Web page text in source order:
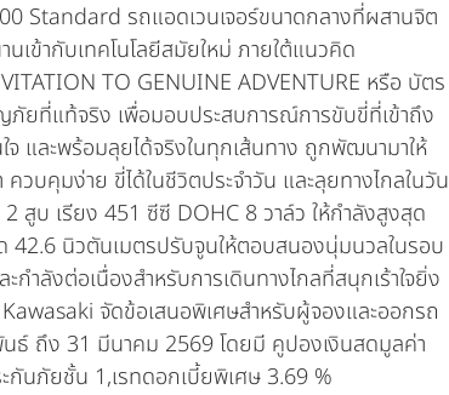
Standard รถแอดเวนเจอร์ขนาดกลางที่ผสานจิต
ข้ากับเทคโนโลยีสมัยใหม่ ภายใต้แนวคิด
TO GENUINE ADVENTURE หรือ บัตร
ภัยที่แท้จริง เพื่อมอบประสบการณ์การขับขี่ที่เข้าถึง
จ และพร้อมลุยได้จริงในทุกเส้นทาง ถูกพัฒนามาให้
วบคุมง่าย ขี่ได้ในชีวิตประจำวัน และลุยทางไกลในวัน
สูบ เรียง 451 ซีซี DOHC 8 วาล์ว ให้กำลังสูงสุด
42.6 นิวตันเมตรปรับจูนให้ตอบสนองนุ่มนวลในรอบ
ะกำลังต่อเนื่องสำหรับการเดินทางไกลที่สนุกเร้าใจยิ่ง
จัดข้อเสนอพิเศษสำหรับผู้จองและออกรถ
ธ์ ถึง 31 มีนาคม 2569 โดยมี คูปองเงินสดมูลค่า
กันภัยชั้น 1,เรทดอกเบี้ยพิเศษ 3.69 %